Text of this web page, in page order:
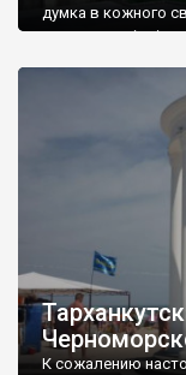
думка в кожного
запрошую
К сожалению